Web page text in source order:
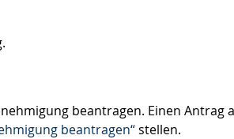
beantragen. Einen Antrag
beantragen“stellen.